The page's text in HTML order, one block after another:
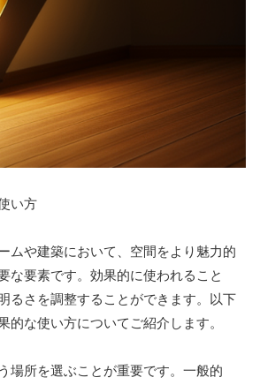
い方
ムや建築において、空間をより魅力的
な要素です。効果的に使われること
るさを調整することができます。以下
的な使い方についてご紹介します。
場所を選ぶことが重要です。一般的